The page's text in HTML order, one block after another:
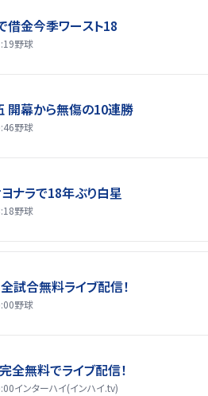
借金今季ワースト18
野球
開幕から無傷の10連勝
野球
ナラで18年ぶり白星
野球
試合無料ライブ配信！
野球
全無料でライブ配信！
インターハイ(インハイ.tv)